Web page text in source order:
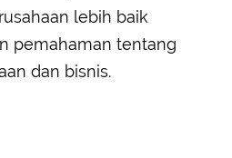
lebih baik
pemahaman tentang
dan bisnis.